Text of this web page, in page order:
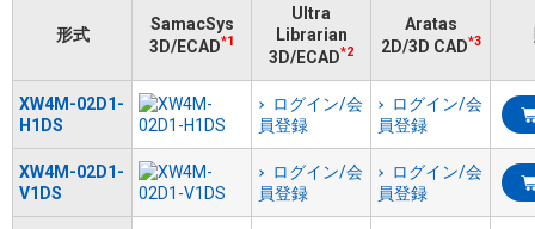
形式
SamacSys
3D/ECAD*1
Ultra
Librarian
3D/ECAD*2
Aratas
2D/3D CAD*3
XW4M-02D1-
H1DS
ログイン/会
員登録
ログイン/会
員登録
XW4M-02D1-
V1DS
ログイン/会
員登録
ログイン/会
員登録